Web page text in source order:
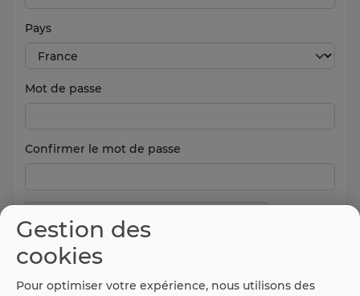
Pays
Mot de passe
Confirmer le mot de passe
Gestion des
cookies
Pour optimiser votre expérience, nous utilisons des